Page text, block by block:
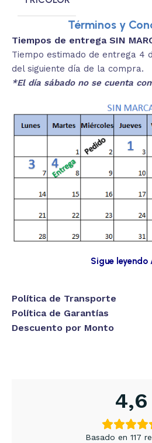
Términos y
Tiempos de entrega SIN
Tiempo estimado de entrega 4
del siguiente día de la compra.
*El día sábado no se cuenta
Sigue leyendo
Política de Transporte
Política de Garantías
Descuento por Monto
4,6
Basado en 117